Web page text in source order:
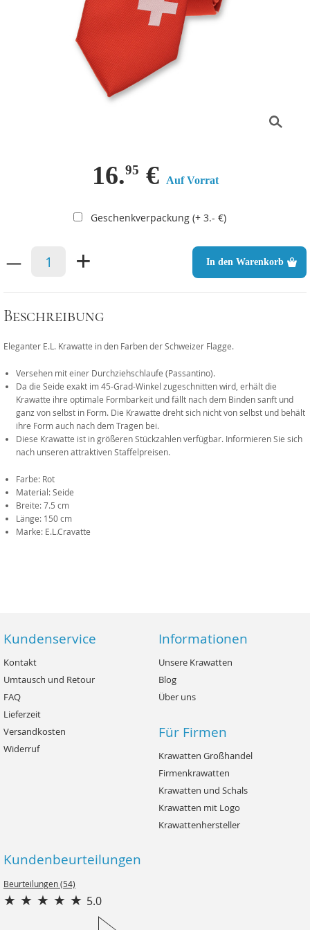
16.95 € Auf Vorrat
Geschenkverpackung (+ 3.- €)
– + In den Warenkorb
Beschreibung
Eleganter E.L. Krawatte in den Farben der Schweizer Flagge.
Versehen mit einer Durchziehschlaufe (Passantino).
Da die Seide exakt im 45-Grad-Winkel zugeschnitten wird, erhält die
Krawatte ihre optimale Formbarkeit und fällt nach dem Binden sanft und
ganz von selbst in Form. Die Krawatte dreht sich nicht von selbst und behält
ihre Form auch nach dem Tragen bei.
Diese Krawatte ist in größeren Stückzahlen verfügbar. Informieren Sie sich
nach unseren attraktiven Staffelpreisen.
Farbe: Rot
Material: Seide
Breite: 7.5 cm
Länge: 150 cm
Marke: E.L.Cravatte
Kundenservice
Kontakt
Umtausch und Retour
FAQ
Lieferzeit
Versandkosten
Widerruf
Informationen
Unsere Krawatten
Blog
Über uns
Für Firmen
Krawatten Großhandel
Firmenkrawatten
Krawatten und Schals
Krawatten mit Logo
Krawattenhersteller
Kundenbeurteilungen
Beurteilungen (54)
5.0